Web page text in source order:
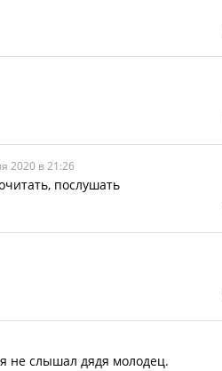
2020 в 21:26
послушать
не слышал дядя молодец.